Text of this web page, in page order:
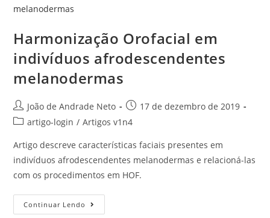
Harmonização Orofacial em
indivíduos afrodescendentes
melanodermas
João de Andrade Neto
17 de dezembro de 2019
artigo-login / Artigos v1n4
Artigo descreve características faciais presentes em
indivíduos afrodescendentes melanodermas e relacioná-las
com os procedimentos em HOF.
Continuar Lendo